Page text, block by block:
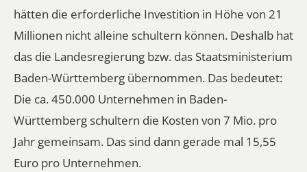
hätten die erforderliche Investition in Höhe von 21
Millionen nicht alleine schultern können. Deshalb hat
das die Landesregierung bzw. das Staatsministerium
Baden-Württemberg übernommen. Das bedeutet:
Die ca. 450.000 Unternehmen in Baden-
Württemberg schultern die Kosten von 7 Mio. pro
Jahr gemeinsam. Das sind dann gerade mal 15,55
Euro pro Unternehmen.